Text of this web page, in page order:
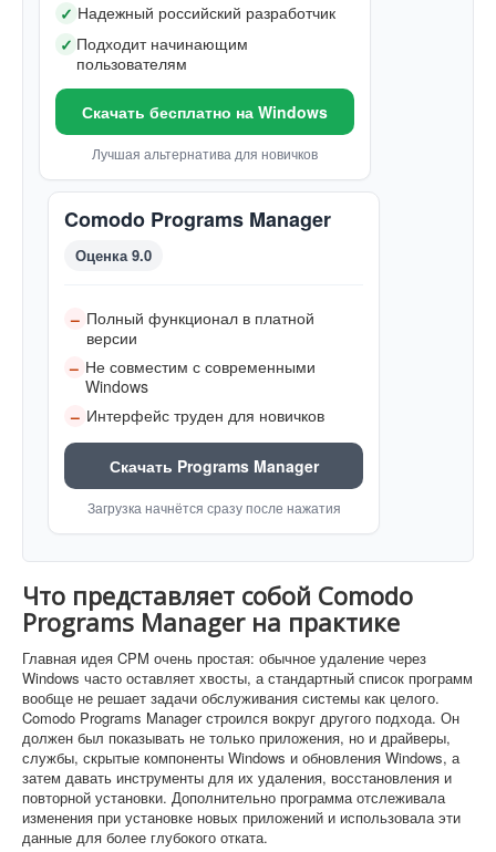
✓ Надежный российский разработчик
✓ Подходит начинающим
пользователям
Скачать бесплатно на Windows
Лучшая альтернатива для новичков
Comodo Programs Manager
Оценка 9.0
– Полный функционал в платной
версии
– Не совместим с современными
Windows
– Интерфейс труден для новичков
Скачать Programs Manager
Загрузка начнётся сразу после нажатия
Что представляет собой Comodo
Programs Manager на практике
Главная идея CPM очень простая: обычное удаление через
Windows часто оставляет хвосты, а стандартный список программ
вообще не решает задачи обслуживания системы как целого.
Comodo Programs Manager строился вокруг другого подхода. Он
должен был показывать не только приложения, но и драйверы,
службы, скрытые компоненты Windows и обновления Windows, а
затем давать инструменты для их удаления, восстановления и
повторной установки. Дополнительно программа отслеживала
изменения при установке новых приложений и использовала эти
данные для более глубокого отката.